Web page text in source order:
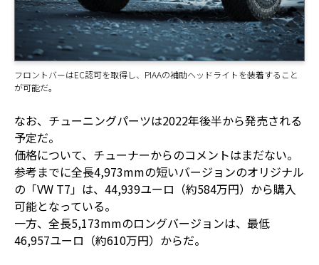
フロントバーはEC認可を取得し、PIAAの補助ヘッドライトを装着すること
が可能だ。
なお、チューニングパーツは2022年後半から発売される
予定だ。
価格について、チューナーからのコメントはまだない。
参考までに全長4,973mmの短いバージョンのオリジナル
の「VW T7」は、44,939ユーロ（約584万円）から購入
可能となっている。
一方、全長5,173mmのロングバージョンは、最低
46,957ユーロ（約610万円）からだ。